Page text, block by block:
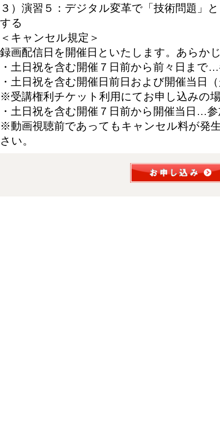
３）演習５：デジタル変革で「技術問題」
する
＜キャンセル規定＞
録画配信日を開催日といたします。あらか
・土日祝を含む開催７日前から前々日まで
・土日祝を含む開催日前日および開催当日
※受講権利チケット利用にてお申し込みの
・土日祝を含む開催７日前から開催当日…
※動画視聴前であってもキャンセル料が発
さい。